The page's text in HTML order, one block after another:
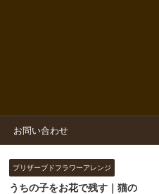
お問い合わせ
プリザーブドフラワーアレンジ
うちの子をお花で残す｜猫の